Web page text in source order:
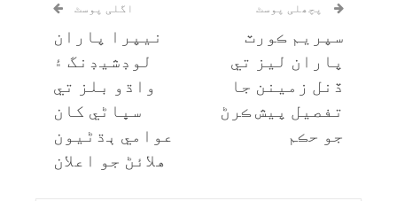
پچھلی پوسٹ
سپريم ڪورٽ
پاران ليز تي
ڏنل زمينن جا
تفصيل پيش ڪرڻ
جو حڪم
اگلی پوسٹ
نيپرا پاران
لوڊشيڊنگ ۽
واڌو بلز تي
سڀاڻي کان
عوامي ٻڌڻيون
هلائڻ جو اعلان